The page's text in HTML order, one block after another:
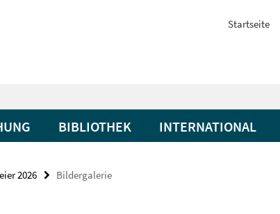
Startseite
BIBLIOTHEK INTERNATIONAL
2026 Bildergalerie